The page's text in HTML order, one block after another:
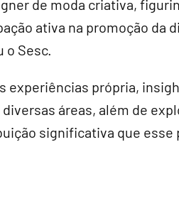
de moda criativa,
ativa na promoção da
o Sesc.
experiências própria,
áreas, além de
significativa que esse